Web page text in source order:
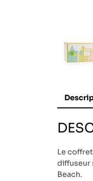
Le
diffuseur
Beach.